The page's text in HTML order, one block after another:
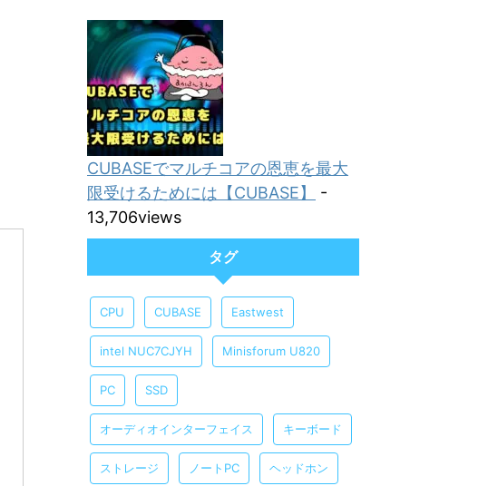
CUBASEでマルチコアの恩恵を最大
限受けるためには【CUBASE】
-
13,706views
タグ
CPU CUBASE Eastwest
intel NUC7CJYH Minisforum U820
PC SSD
オーディオインターフェイス キーボード
ストレージ ノートPC ヘッドホン